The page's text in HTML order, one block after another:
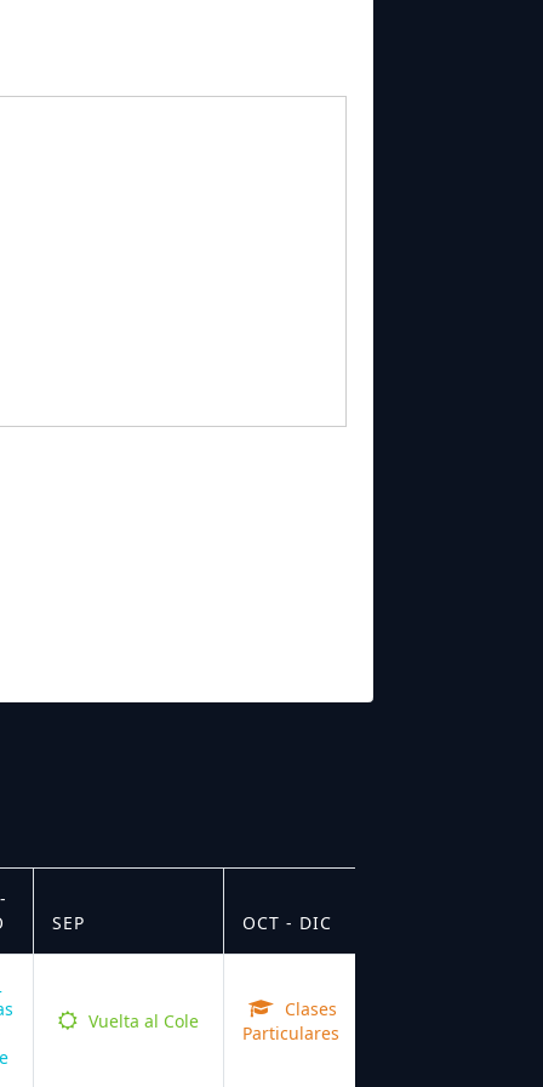
SEP OCT - DIC
Vuelta al Cole
Clases
Particulares